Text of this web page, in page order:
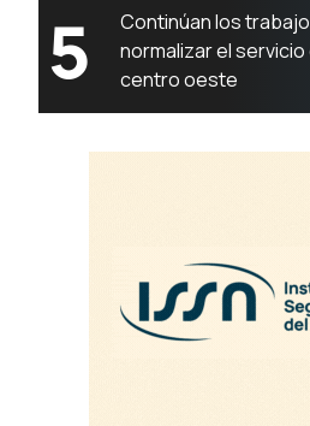
5
Continúan los
normalizar el
centro oeste